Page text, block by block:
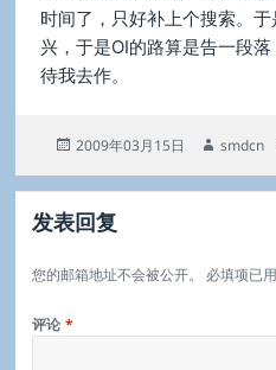
时间了，只好补上个搜索。
兴，于是OI的路算是告一段
待我去作。
发
于
2009年03月15日
作
smdcn
发表回复
您的邮箱地址不会被公开。 必填项已用
评论*